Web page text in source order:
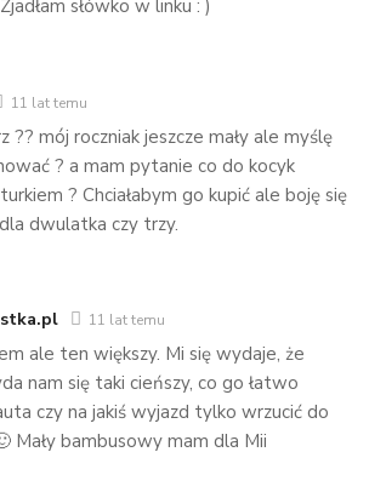
słówko w linku : )
11 lat temu
?? mój roczniak jeszcze mały ale myślę
? a mam pytanie co do kocyk
? Chciałabym go kupić ale boję się
dwulatka czy trzy.
11 lat temu
ale ten większy. Mi się wydaje, że
nam się taki cieńszy, co go łatwo
czy na jakiś wyjazd tylko wrzucić do
Mały bambusowy mam dla Mii